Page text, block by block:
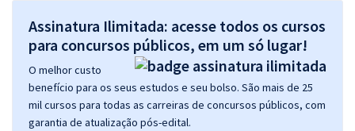
Assinatura Ilimitada: acesse todos os cursos
para concursos públicos, em um só lugar!
O melhor custo
benefício para os seus estudos e seu bolso. São mais de 25
mil cursos para todas as carreiras de concursos públicos, com
garantia de atualização pós-edital.